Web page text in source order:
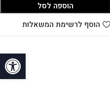
פתח
הוספה לסל
הוסף לרשימת המשאלות